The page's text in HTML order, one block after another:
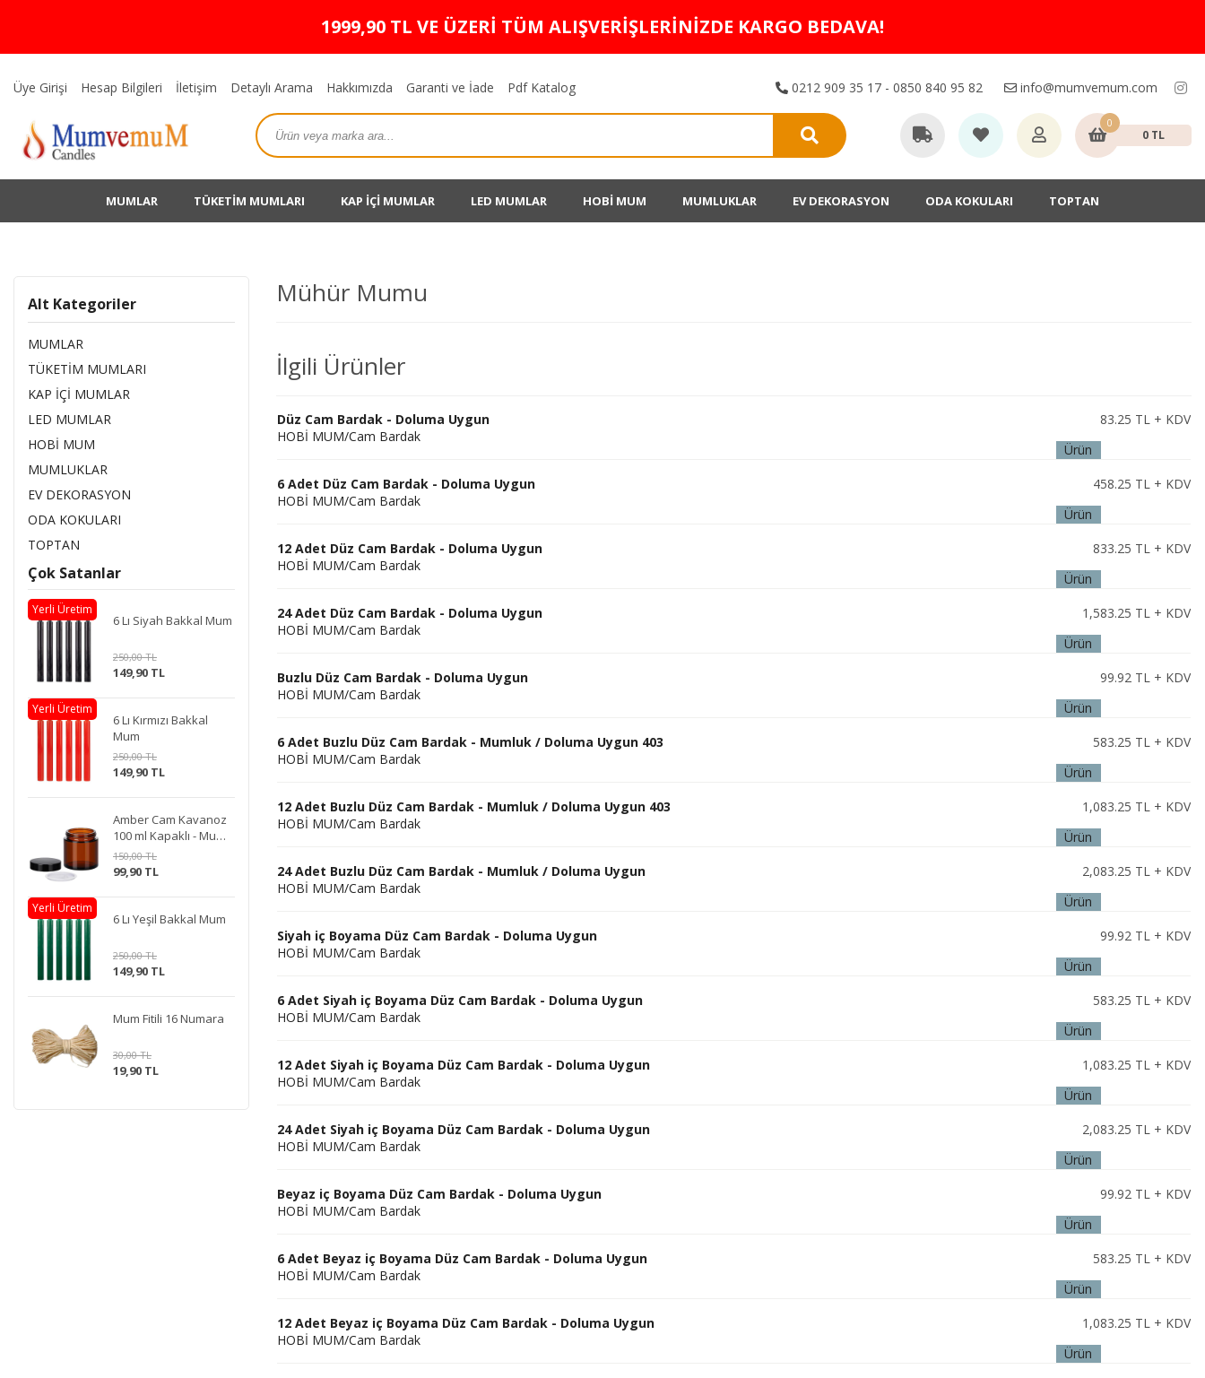
1999,90 TL VE ÜZERİ TÜM ALIŞVERİŞLERİNİZDE KARGO BEDAVA!
Üye Girişi Hesap Bilgileri İletişim Detaylı Arama Hakkımızda Garanti ve İade Pdf Katalog 0212 909 35 17 - 0850 840 95 82 info@mumvemum.com
0
0 TL
MUMLAR TÜKETİM MUMLARI KAP İÇİ MUMLAR LED MUMLAR HOBİ MUM MUMLUKLAR EV DEKORASYON ODA KOKULARI TOPTAN
Alt Kategoriler
MUMLAR
TÜKETİM MUMLARI
KAP İÇİ MUMLAR
LED MUMLAR
HOBİ MUM
MUMLUKLAR
EV DEKORASYON
ODA KOKULARI
TOPTAN
Çok Satanlar
6 Lı Siyah Bakkal Mum
250,00 TL
149,90 TL
Yerli Üretim
6 Lı Kırmızı Bakkal
Mum
250,00 TL
149,90 TL
Yerli Üretim
Amber Cam Kavanoz
100 ml Kapaklı - Mum
Doldurmaya Uygun
150,00 TL
99,90 TL
6 Lı Yeşil Bakkal Mum
250,00 TL
149,90 TL
Yerli Üretim
Mum Fitili 16 Numara
30,00 TL
19,90 TL
Mühür Mumu
İlgili Ürünler
Düz Cam Bardak - Doluma Uygun
HOBİ MUM/Cam Bardak
83.25 TL + KDV
Ürün
6 Adet Düz Cam Bardak - Doluma Uygun
HOBİ MUM/Cam Bardak
458.25 TL + KDV
Ürün
12 Adet Düz Cam Bardak - Doluma Uygun
HOBİ MUM/Cam Bardak
833.25 TL + KDV
Ürün
24 Adet Düz Cam Bardak - Doluma Uygun
HOBİ MUM/Cam Bardak
1,583.25 TL + KDV
Ürün
Buzlu Düz Cam Bardak - Doluma Uygun
HOBİ MUM/Cam Bardak
99.92TL + KDV
Ürün
6 Adet Buzlu Düz Cam Bardak - Mumluk / Doluma Uygun 403
HOBİ MUM/Cam Bardak
583.25 TL + KDV
Ürün
12 Adet Buzlu Düz Cam Bardak - Mumluk / Doluma Uygun 403
HOBİ MUM/Cam Bardak
1,083.25 TL + KDV
Ürün
24 Adet Buzlu Düz Cam Bardak - Mumluk / Doluma Uygun
HOBİ MUM/Cam Bardak
2,083.25 TL + KDV
Ürün
Siyah iç Boyama Düz Cam Bardak - Doluma Uygun
HOBİ MUM/Cam Bardak
99.92TL + KDV
Ürün
6 Adet Siyah iç Boyama Düz Cam Bardak - Doluma Uygun
HOBİ MUM/Cam Bardak
583.25 TL + KDV
Ürün
12 Adet Siyah iç Boyama Düz Cam Bardak - Doluma Uygun
HOBİ MUM/Cam Bardak
1,083.25 TL + KDV
Ürün
24 Adet Siyah iç Boyama Düz Cam Bardak - Doluma Uygun
HOBİ MUM/Cam Bardak
2,083.25 TL + KDV
Ürün
Beyaz iç Boyama Düz Cam Bardak - Doluma Uygun
HOBİ MUM/Cam Bardak
99.92TL + KDV
Ürün
6 Adet Beyaz iç Boyama Düz Cam Bardak - Doluma Uygun
HOBİ MUM/Cam Bardak
583.25 TL + KDV
Ürün
12 Adet Beyaz iç Boyama Düz Cam Bardak - Doluma Uygun
HOBİ MUM/Cam Bardak
1,083.25 TL + KDV
Ürün